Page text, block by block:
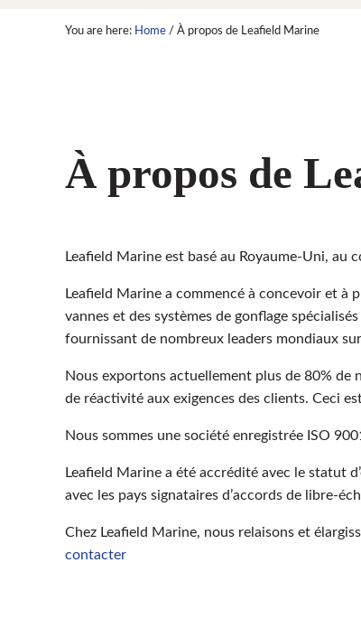
You are here: Home / À propos de Leafield Marine
À propos de
Leafield Marine est basé au Royaume-Uni,
Leafield Marine a commencé à concevoir et à
vannes et des systèmes de gonflage
fournissant de nombreux leaders mondiaux
Nous exportons actuellement plus de 80% de
de réactivité aux exigences des clients. Ceci
Nous sommes une société enregistrée ISO
Leafield Marine a été accrédité avec le statut
avec les pays signataires d’accords de libre-
Chez Leafield Marine, nous relaisons et
contacter